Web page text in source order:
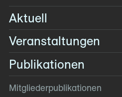
Aktuell
Veranstaltungen
Publikationen
Mitglieder­publikationen